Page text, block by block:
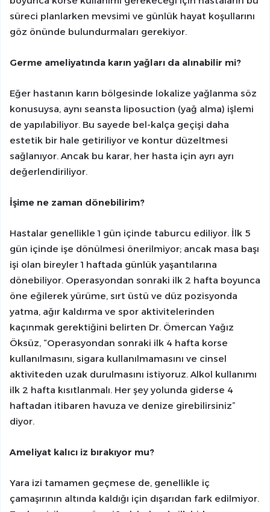
süreci planlarken mevsimi ve günlük hayat koşullarını
göz önünde bulundurmaları gerekiyor.
Germe ameliyatında karın yağları da alınabilir mi?
Eğer hastanın karın bölgesinde lokalize yağlanma söz
konusuysa, aynı seansta liposuction (yağ alma) işlemi
de yapılabiliyor. Bu sayede bel-kalça geçişi daha
estetik bir hale getiriliyor ve kontur düzeltmesi
sağlanıyor. Ancak bu karar, her hasta için ayrı ayrı
değerlendiriliyor.
İşime ne zaman dönebilirim?
Hastalar genellikle 1 gün içinde taburcu ediliyor. İlk 5
gün içinde işe dönülmesi önerilmiyor; ancak masa başı
işi olan bireyler 1 haftada günlük yaşantılarına
dönebiliyor. Operasyondan sonraki ilk 2 hafta boyunca
öne eğilerek yürüme, sırt üstü ve düz pozisyonda
yatma, ağır kaldırma ve spor aktivitelerinden
kaçınmak gerektiğini belirten Dr. Ömercan Yağız
Öksüz, “Operasyondan sonraki ilk 4 hafta korse
kullanılmasını, sigara kullanılmamasını ve cinsel
aktiviteden uzak durulmasını istiyoruz. Alkol kullanımı
ilk 2 hafta kısıtlanmalı. Her şey yolunda giderse 4
haftadan itibaren havuza ve denize girebilirsiniz”
diyor.
Ameliyat kalıcı iz bırakıyor mu?
Yara izi tamamen geçmese de, genellikle iç
çamaşırının altında kaldığı için dışarıdan fark edilmiyor.